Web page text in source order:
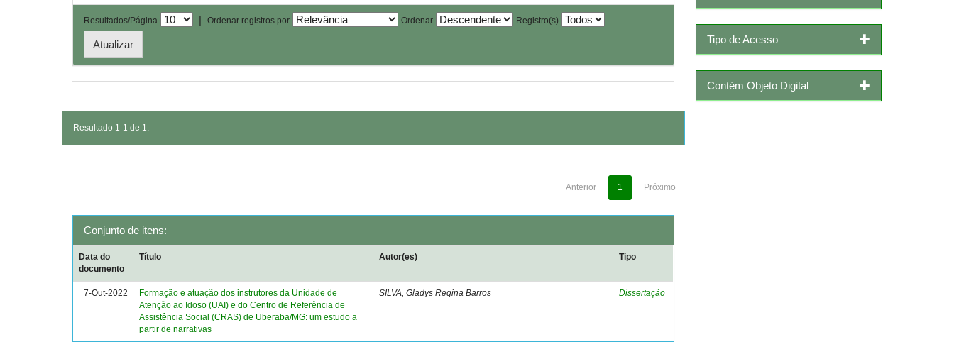
Resultados/Página | Ordenar registros por Ordenar Registro(s)
Resultado 1-1 de 1.
Anterior 1 Próximo
Conjunto de itens:
Data do
documento
Título Autor(es) Tipo
7-Out-2022
Formação e atuação dos instrutores da Unidade de
Atenção ao Idoso (UAI) e do Centro de Referência de
Assistência Social (CRAS) de Uberaba/MG: um estudo a
partir de narrativas
SILVA, Gladys Regina Barros Dissertação
Tipo de Acesso
Contém Objeto Digital